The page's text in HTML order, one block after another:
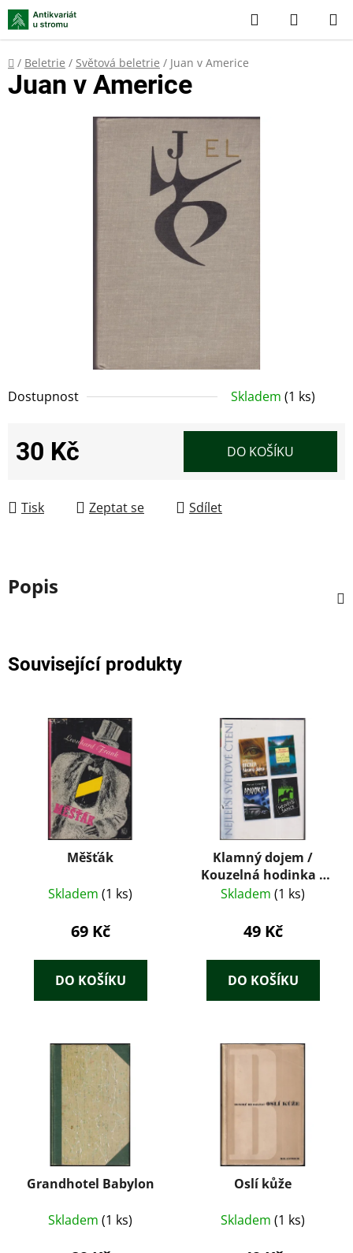
Přejít
na
obsah
Hledat
KOŠÍK
Domů
/ Beletrie / Světová beletrie / Juan v Americe
Dostupnost Skladem (1 ks)
30 Kč DO KOŠÍKU
Tisk Zeptat se Sdílet
Juan v Americe
Popis
Související produkty
Měšťák
Skladem (1 ks)
69 Kč
DO KOŠÍKU
Klamný dojem /
Kouzelná hodinka /
Advokát / Největší
Skladem (1 ks)
49 Kč
DO KOŠÍKU
Grandhotel Babylon
Skladem (1 ks)
Oslí kůže
Skladem (1 ks)